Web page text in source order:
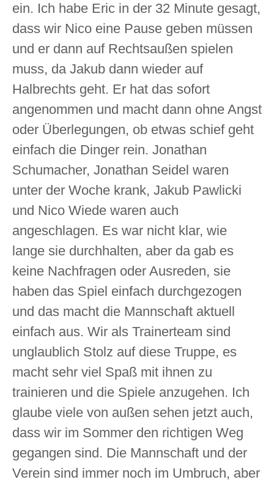
ein. Ich habe Eric in der 32 Minute gesagt,
dass wir Nico eine Pause geben müssen
und er dann auf Rechtsaußen spielen
muss, da Jakub dann wieder auf
Halbrechts geht. Er hat das sofort
angenommen und macht dann ohne Angst
oder Überlegungen, ob etwas schief geht
einfach die Dinger rein. Jonathan
Schumacher, Jonathan Seidel waren
unter der Woche krank, Jakub Pawlicki
und Nico Wiede waren auch
angeschlagen. Es war nicht klar, wie
lange sie durchhalten, aber da gab es
keine Nachfragen oder Ausreden, sie
haben das Spiel einfach durchgezogen
und das macht die Mannschaft aktuell
einfach aus. Wir als Trainerteam sind
unglaublich Stolz auf diese Truppe, es
macht sehr viel Spaß mit ihnen zu
trainieren und die Spiele anzugehen. Ich
glaube viele von außen sehen jetzt auch,
dass wir im Sommer den richtigen Weg
gegangen sind. Die Mannschaft und der
Verein sind immer noch im Umbruch, aber